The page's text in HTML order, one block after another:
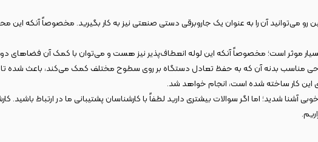
رو می‌توانید آن را به عنوان یک جاروبرقی دستی صنعتی نیز به کار بگیرید. مخصوصاً
موثر است؛ مخصوصاً آنکه این لوله انعطاف‌پذیر نیز هست و می‌توان با کمک آن فضاهای دور
این کار ساخته شده است، انجام خواهد شد.
متن با مشخصات عمومی و فنی بلوور برقی 680 وات کنزاکس مدل 5655 به خوبی آشنا شدید؛ اما اگر سوالات بیشتری دارید لطفاً با کارشناسان